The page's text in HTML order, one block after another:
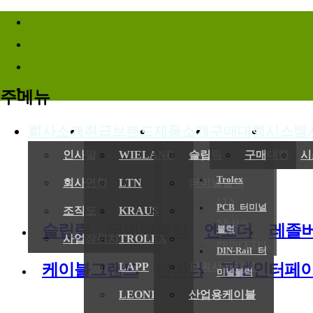
바로가기메뉴
주메뉴
회사소개
인사말
회사연혁
조직도
사업장위치/연락처
취급브랜드
WIELAND
LTN
KRAUS
TROLEX
LAPP
LEONI
제품소개
슬립링
Trolex
KRAUS
PRINCETEL
터미널블럭
PCB 터미널
블럭
DIN-Rail 터
미널블럭
엔코더
레졸버
파워서플라이
산업용케이블
구매대행
구매대행
(
전기,기
슬립링 터미널블럭 엔코더 레졸
케이블그랜드 컨넥터 판넬인터페